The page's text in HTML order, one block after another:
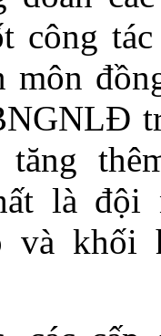
tác
môn
là đội
và khối